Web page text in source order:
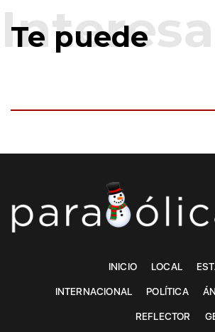
Te puede
INICIO LOCAL
INTERNACIONAL POLÍTICA
REFLECTOR